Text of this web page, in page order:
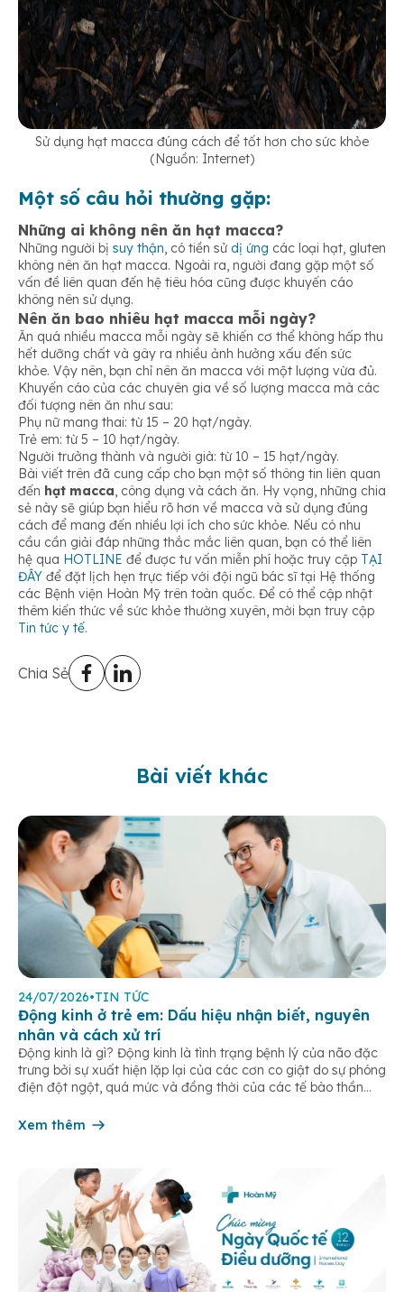
Sử dụng hạt macca đúng cách để tốt hơn cho sức khỏe
(Nguồn: Internet)
Một số câu hỏi thường gặp:
Những ai không nên ăn hạt macca?
Những người bị suy thận, có tiền sử dị ứng các loại hạt, gluten
không nên ăn hạt macca. Ngoài ra, người đang gặp một số
vấn đề liên quan đến hệ tiêu hóa cũng được khuyến cáo
không nên sử dụng.
Nên ăn bao nhiêu hạt macca mỗi ngày?
Ăn quá nhiều macca mỗi ngày sẽ khiến cơ thể không hấp thu
hết dưỡng chất và gây ra nhiều ảnh hưởng xấu đến sức
khỏe. Vậy nên, bạn chỉ nên ăn macca với một lượng vừa đủ.
Khuyến cáo của các chuyên gia về số lượng macca mà các
đối tượng nên ăn như sau:
Phụ nữ mang thai: từ 15 – 20 hạt/ngày.
Trẻ em: từ 5 – 10 hạt/ngày.
Người trưởng thành và người già: từ 10 – 15 hạt/ngày.
Bài viết trên đã cung cấp cho bạn một số thông tin liên quan
đến hạt macca, công dụng và cách ăn. Hy vọng, những chia
sẻ này sẽ giúp bạn hiểu rõ hơn về macca và sử dụng đúng
cách để mang đến nhiều lợi ích cho sức khỏe. Nếu có nhu
cầu cần giải đáp những thắc mắc liên quan, bạn có thể liên
hệ qua HOTLINE để được tư vấn miễn phí hoặc truy cập TẠI
ĐÂY để đặt lịch hẹn trực tiếp với đội ngũ bác sĩ tại Hệ thống
các Bệnh viện Hoàn Mỹ trên toàn quốc. Để có thể cập nhật
thêm kiến thức về sức khỏe thường xuyên, mời bạn truy cập
Tin tức y tế.
Chia Sẻ
Bài viết khác
24/07/2026•TIN TỨC
Động kinh ở trẻ em: Dấu hiệu nhận biết, nguyên
nhân và cách xử trí
Động kinh là gì? Động kinh là tình trạng bệnh lý của não đặc
trưng bởi sự xuất hiện lặp lại của các cơn co giật do sự phóng
điện đột ngột, quá mức và đồng thời của các tế bào thần
Xem thêm